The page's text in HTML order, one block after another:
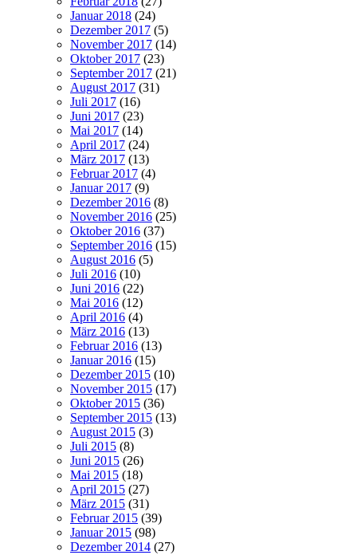
Januar 2018 (24)
Dezember 2017 (5)
November 2017 (14)
Oktober 2017 (23)
September 2017 (21)
August 2017 (31)
Juli 2017 (16)
Juni 2017 (23)
Mai 2017 (14)
April 2017 (24)
März 2017 (13)
Februar 2017 (4)
Januar 2017 (9)
Dezember 2016 (8)
November 2016 (25)
Oktober 2016 (37)
September 2016 (15)
August 2016 (5)
Juli 2016 (10)
Juni 2016 (22)
Mai 2016 (12)
April 2016 (4)
März 2016 (13)
Februar 2016 (13)
Januar 2016 (15)
Dezember 2015 (10)
November 2015 (17)
Oktober 2015 (36)
September 2015 (13)
August 2015 (3)
Juli 2015 (8)
Juni 2015 (26)
Mai 2015 (18)
April 2015 (27)
März 2015 (31)
Februar 2015 (39)
Januar 2015 (98)
Dezember 2014 (27)